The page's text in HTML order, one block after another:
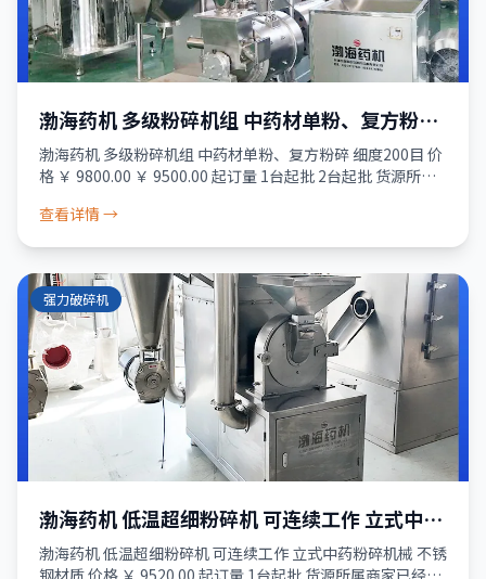
渤海药机 多级粉碎机组 中药材单粉、复方粉碎
细度200目
渤海药机 多级粉碎机组 中药材单粉、复方粉碎 细度200目 价
格 ￥ 9800.00 ￥ 9500.00 起订量 1台起批 2台起批 货源所属
查看详情 →
强力破碎机
渤海药机 低温超细粉碎机 可连续工作 立式中药
粉碎机械 不锈钢材质
渤海药机 低温超细粉碎机 可连续工作 立式中药粉碎机械 不锈
钢材质 价格 ￥ 9520.00 起订量 1台起批 货源所属商家已经过